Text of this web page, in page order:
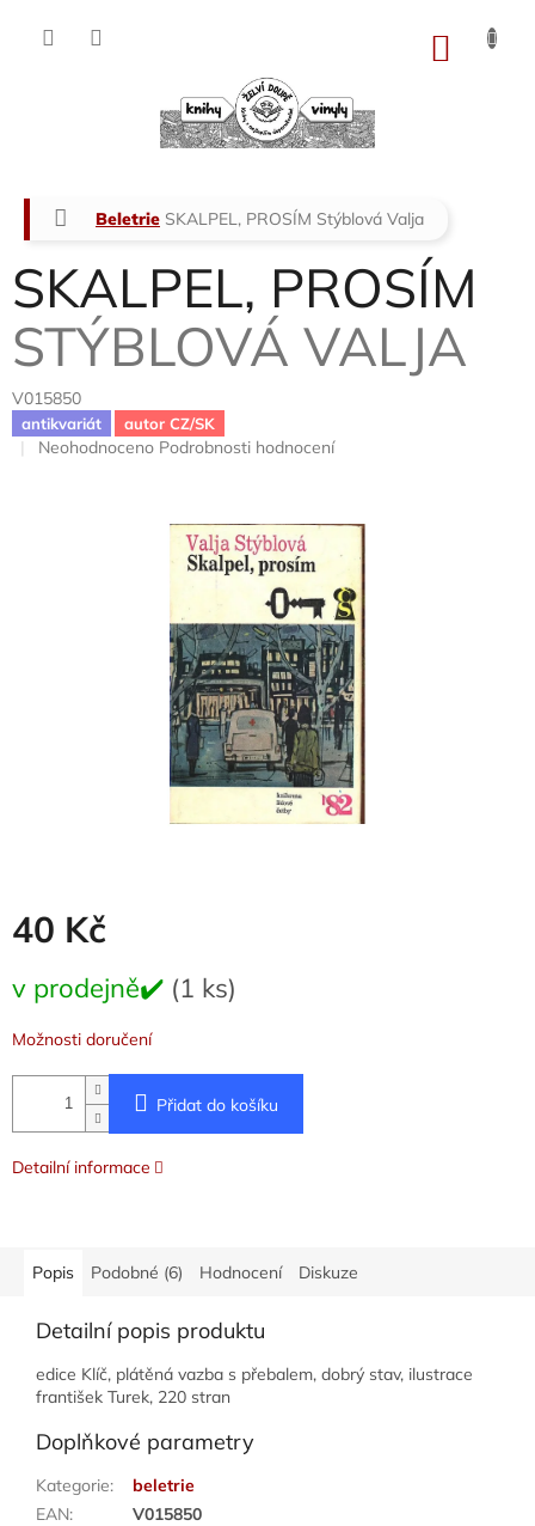
Domů
Beletrie SKALPEL, PROSÍM Stýblová Valja
SKALPEL, PROSÍM
STÝBLOVÁ VALJA
V015850
antikvariát autor CZ/SK
Průměrné
Neohodnoceno Podrobnosti hodnocení
40 Kč
cena:
v prodejně✔️ (1 ks)
Možnosti doručení
Přidat do košíku
Detailní informace
Popis Podobné (6) Hodnocení Diskuze
Detailní popis produktu
edice Klíč, plátěná vazba s přebalem, dobrý stav, ilustrace
františek Turek, 220 stran
Doplňkové parametry
Kategorie:
beletrie
EAN:
V015850